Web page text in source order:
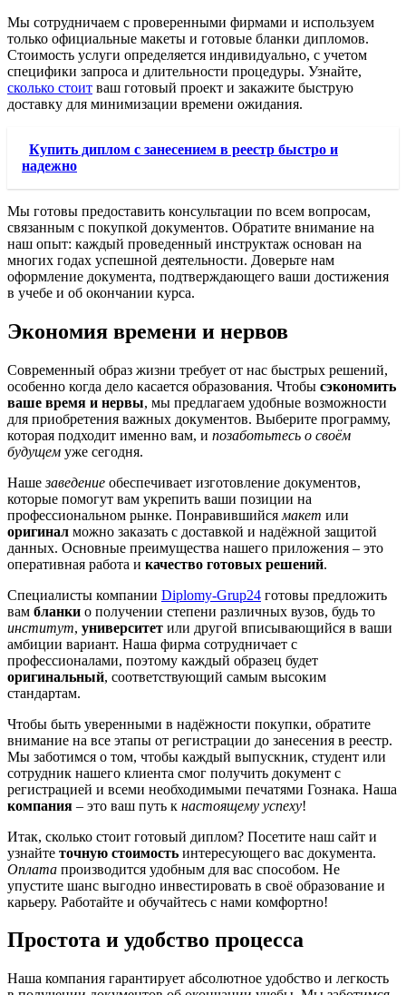
Мы сотрудничаем с проверенными фирмами и используем
только официальные макеты и готовые бланки дипломов.
Стоимость услуги определяется индивидуально, с учетом
специфики запроса и длительности процедуры. Узнайте,
сколько стоит ваш готовый проект и закажите быструю
доставку для минимизации времени ожидания.
Купить диплом с занесением в реестр быстро и
надежно
Мы готовы предоставить консультации по всем вопросам,
связанным с покупкой документов. Обратите внимание на
наш опыт: каждый проведенный инструктаж основан на
многих годах успешной деятельности. Доверьте нам
оформление документа, подтверждающего ваши достижения
в учебе и об окончании курса.
Экономия времени и нервов
Современный образ жизни требует от нас быстрых решений,
особенно когда дело касается образования. Чтобы сэкономить
ваше время и нервы, мы предлагаем удобные возможности
для приобретения важных документов. Выберите программу,
которая подходит именно вам, и позаботьтесь о своём
будущем уже сегодня.
Нашезаведение обеспечивает изготовление документов,
которые помогут вам укрепить ваши позиции на
профессиональном рынке. Понравившийся макет или
оригинал можно заказать с доставкой и надёжной защитой
данных. Основные преимущества нашего приложения – это
оперативная работа и качество готовых решений.
Специалисты компании Diplomy-Grup24 готовы предложить
вам бланки о получении степени различных вузов, будь то
институт, университет или другой вписывающийся в ваши
амбиции вариант. Наша фирма сотрудничает с
профессионалами, поэтому каждый образец будет
оригинальный, соответствующий самым высоким
стандартам.
Чтобы быть уверенными в надёжности покупки, обратите
внимание на все этапы от регистрации до занесения в реестр.
Мы заботимся о том, чтобы каждый выпускник, студент или
сотрудник нашего клиента смог получить документ с
регистрацией и всеми необходимыми печатями Гознака. Наша
компания – это ваш путь к настоящему успеху!
Итак, сколько стоит готовый диплом? Посетите наш сайт и
узнайте точную стоимость интересующего вас документа.
Оплата производится удобным для вас способом. Не
упустите шанс выгодно инвестировать в своё образование и
карьеру. Работайте и обучайтесь с нами комфортно!
Простота и удобство процесса
Наша компания гарантирует абсолютное удобство и легкость